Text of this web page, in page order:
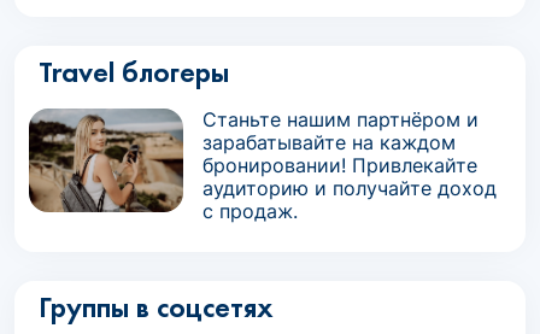
Travel блогеры
Станьте нашим партнёром и
зарабатывайте на каждом
бронировании! Привлекайте
аудиторию и получайте доход
с продаж.
Группы в соцсетях